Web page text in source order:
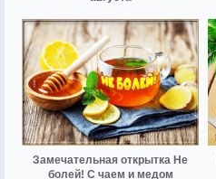
Замечательная открытка Не
болей! С чаем и медом